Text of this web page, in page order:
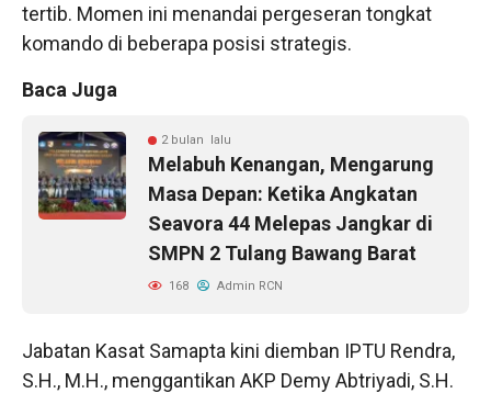
tertib. Momen ini menandai pergeseran tongkat
komando di beberapa posisi strategis.
Baca Juga
2 bulan lalu
Melabuh Kenangan, Mengarung
Masa Depan: Ketika Angkatan
Seavora 44 Melepas Jangkar di
SMPN 2 Tulang Bawang Barat
168 Admin RCN
Jabatan Kasat Samapta kini diemban IPTU Rendra,
S.H., M.H., menggantikan AKP Demy Abtriyadi, S.H.